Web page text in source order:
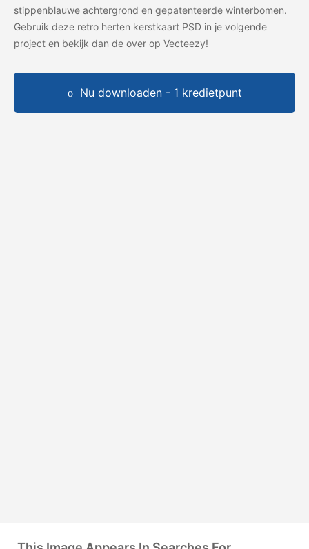
stippenblauwe achtergrond en gepatenteerde winterbomen.
Gebruik deze retro herten kerstkaart PSD in je volgende
project en bekijk dan de over op Vecteezy!
Nu downloaden - 1 kredietpunt